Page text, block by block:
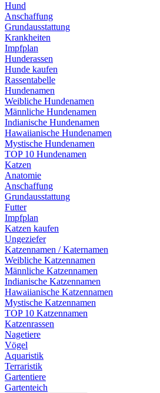
Hund
Anschaffung
Grundausstattung
Krankheiten
Impfplan
Hunderassen
Hunde kaufen
Rassentabelle
Hundenamen
Weibliche Hundenamen
Männliche Hundenamen
Indianische Hundenamen
Hawaiianische Hundenamen
Mystische Hundenamen
TOP 10 Hundenamen
Katzen
Anatomie
Anschaffung
Grundausstattung
Futter
Impfplan
Katzen kaufen
Ungeziefer
Katzennamen / Katernamen
Weibliche Katzennamen
Männliche Katzennamen
Indianische Katzennamen
Hawaiianische Katzennamen
Mystische Katzennamen
TOP 10 Katzennamen
Katzenrassen
Nagetiere
Vögel
Aquaristik
Terraristik
Gartentiere
Gartenteich